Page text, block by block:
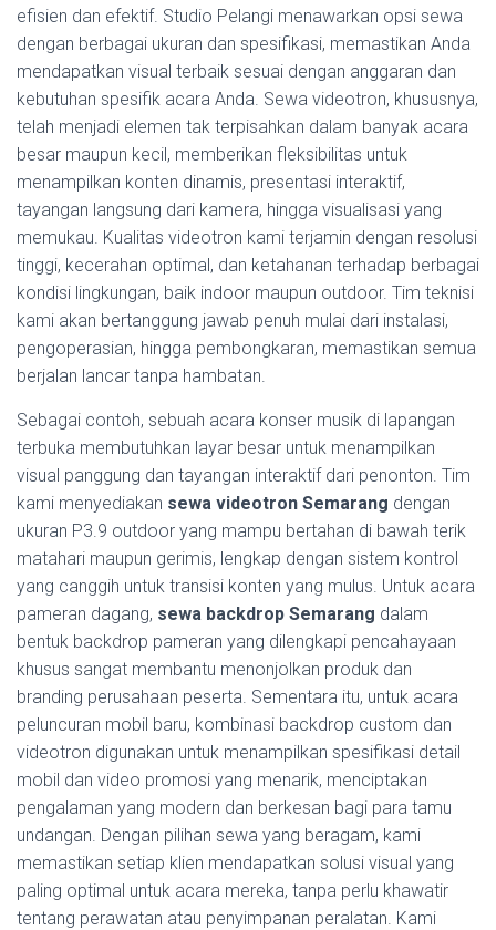
efisien dan efektif. Studio Pelangi menawarkan opsi sewa
dengan berbagai ukuran dan spesifikasi, memastikan Anda
mendapatkan visual terbaik sesuai dengan anggaran dan
kebutuhan spesifik acara Anda. Sewa videotron, khususnya,
telah menjadi elemen tak terpisahkan dalam banyak acara
besar maupun kecil, memberikan fleksibilitas untuk
menampilkan konten dinamis, presentasi interaktif,
tayangan langsung dari kamera, hingga visualisasi yang
memukau. Kualitas videotron kami terjamin dengan resolusi
tinggi, kecerahan optimal, dan ketahanan terhadap berbagai
kondisi lingkungan, baik indoor maupun outdoor. Tim teknisi
kami akan bertanggung jawab penuh mulai dari instalasi,
pengoperasian, hingga pembongkaran, memastikan semua
berjalan lancar tanpa hambatan.
Sebagai contoh, sebuah acara konser musik di lapangan
terbuka membutuhkan layar besar untuk menampilkan
visual panggung dan tayangan interaktif dari penonton. Tim
kami menyediakan sewa videotron Semarang dengan
ukuran P3.9 outdoor yang mampu bertahan di bawah terik
matahari maupun gerimis, lengkap dengan sistem kontrol
yang canggih untuk transisi konten yang mulus. Untuk acara
pameran dagang, sewa backdrop Semarang dalam
bentuk backdrop pameran yang dilengkapi pencahayaan
khusus sangat membantu menonjolkan produk dan
branding perusahaan peserta. Sementara itu, untuk acara
peluncuran mobil baru, kombinasi backdrop custom dan
videotron digunakan untuk menampilkan spesifikasi detail
mobil dan video promosi yang menarik, menciptakan
pengalaman yang modern dan berkesan bagi para tamu
undangan. Dengan pilihan sewa yang beragam, kami
memastikan setiap klien mendapatkan solusi visual yang
paling optimal untuk acara mereka, tanpa perlu khawatir
tentang perawatan atau penyimpanan peralatan. Kami